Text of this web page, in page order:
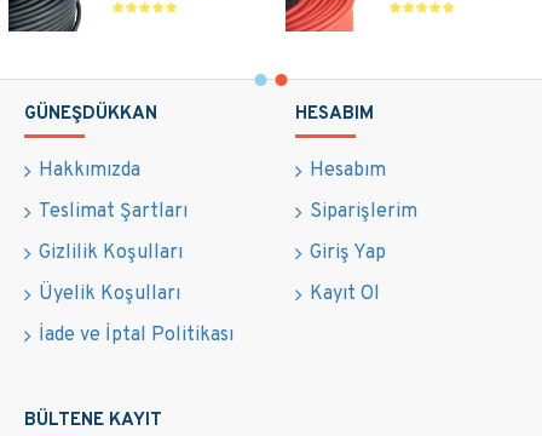
GÜNEŞDÜKKAN
Hakkımızda
Teslimat Şartları
Gizlilik Koşulları
Üyelik Koşulları
İade ve İptal Politikası
HESABIM
Hesabım
Siparişlerim
Giriş Yap
Kayıt Ol
BÜLTENE KAYIT